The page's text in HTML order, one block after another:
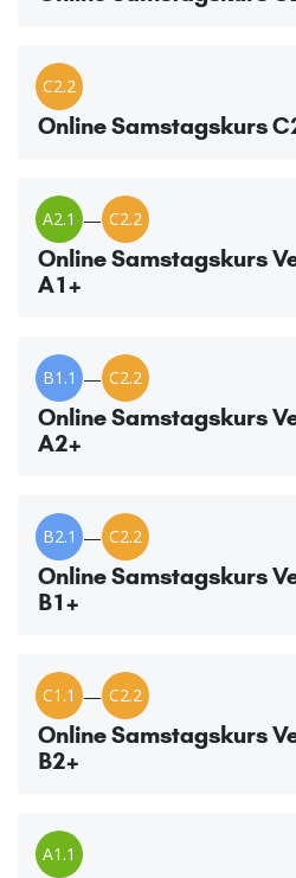
C2.2
Online Samstagskurs
A2.1 — C2.2
Online Samstagskurs
A1+
B1.1 — C2.2
Online Samstagskurs
A2+
B2.1 — C2.2
Online Samstagskurs
B1+
C1.1 — C2.2
Online Samstagskurs
B2+
A1.1